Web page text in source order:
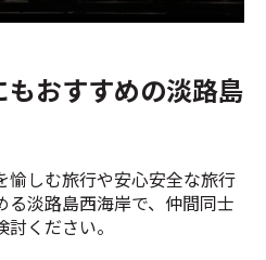
おすすめの淡路島
愉しむ旅行や安心安全な旅行
淡路島西海岸で、仲間同士
ください。